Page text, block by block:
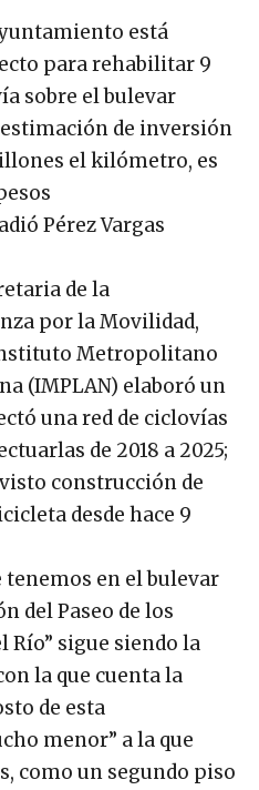
está
para rehabilitar 9
sobre el bulevar
de inversión
el kilómetro, es
Pérez Vargas
de la
por la Movilidad,
Metropolitano
(IMPLAN) elaboró un
una red de ciclovías
de 2018 a 2025;
construcción de
desde hace 9
tenemos en el bulevar
del Paseo de los
Río” sigue siendo la
la que cuenta la
de esta
menor” a la que
como un segundo piso